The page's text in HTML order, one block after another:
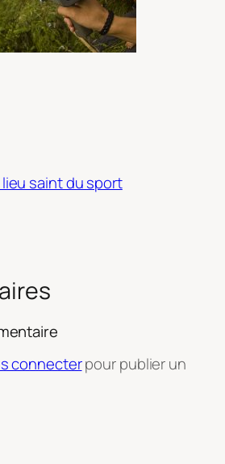
saint du sport
connecterpour publier un